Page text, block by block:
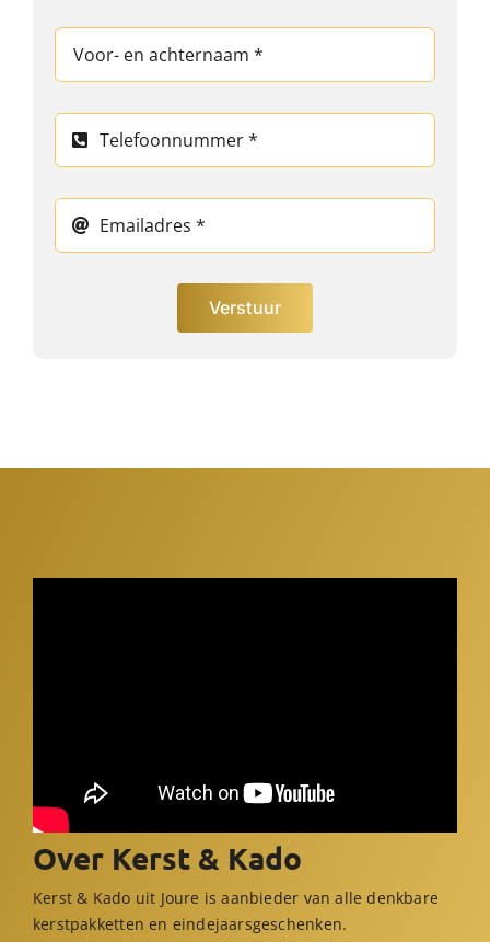
Verstuur
Over Kerst & Kado
Kerst & Kado uit Joure is aanbieder van alle denkbare
kerstpakketten en eindejaarsgeschenken.